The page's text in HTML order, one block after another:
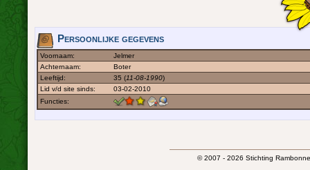
Persoonlijke gegevens
Voornaam:
Jelmer
Achternaam:
Boter
Leeftijd:
35 (11-08-1990)
Lid v/d site sinds:
03-02-2010
Functies:
© 2007 - 2026 Stichting